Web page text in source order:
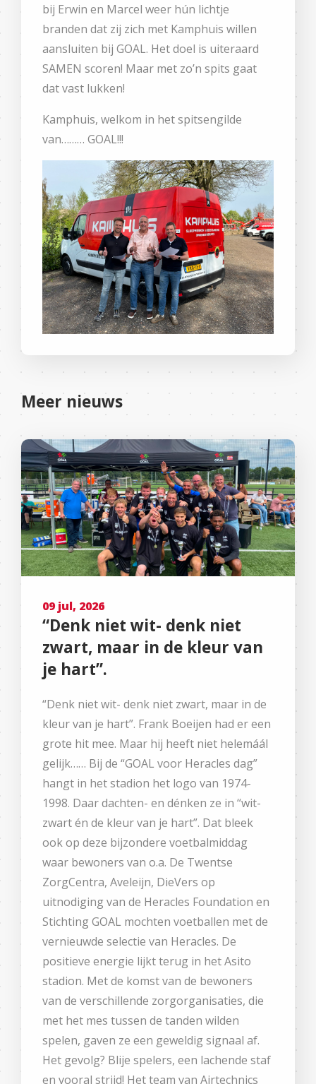
bij Erwin en Marcel weer hún lichtje
branden dat zij zich met Kamphuis willen
aansluiten bij GOAL. Het doel is uiteraard
SAMEN scoren! Maar met zo’n spits gaat
dat vast lukken!
Kamphuis, welkom in het spitsengilde
van……… GOAL!!!
Meer nieuws
09 jul, 2026
“Denk niet wit- denk niet
zwart, maar in de kleur van
je hart”.
“Denk niet wit- denk niet zwart, maar in de
kleur van je hart”. Frank Boeijen had er een
grote hit mee. Maar hij heeft niet helemáál
gelijk…… Bij de “GOAL voor Heracles dag”
hangt in het stadion het logo van 1974-
1998. Daar dachten- en dénken ze in “wit-
zwart én de kleur van je hart”. Dat bleek
ook op deze bijzondere voetbalmiddag
waar bewoners van o.a. De Twentse
ZorgCentra, Aveleijn, DieVers op
uitnodiging van de Heracles Foundation en
Stichting GOAL mochten voetballen met de
vernieuwde selectie van Heracles. De
positieve energie lijkt terug in het Asito
stadion. Met de komst van de bewoners
van de verschillende zorgorganisaties, die
met het mes tussen de tanden wilden
spelen, gaven ze een geweldig signaal af.
Het gevolg? Blije spelers, een lachende staf
en vooral strijd! Het team van Airtechnics